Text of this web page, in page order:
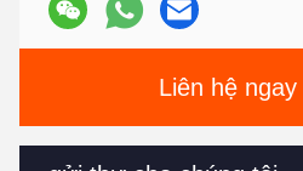
Liên hệ